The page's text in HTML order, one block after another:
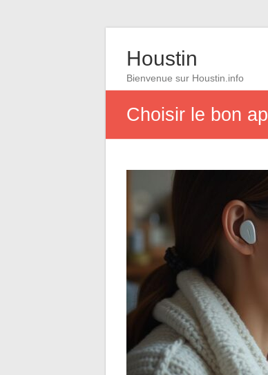
Houstin
Bienvenue sur Houstin.info
Choisir le bon